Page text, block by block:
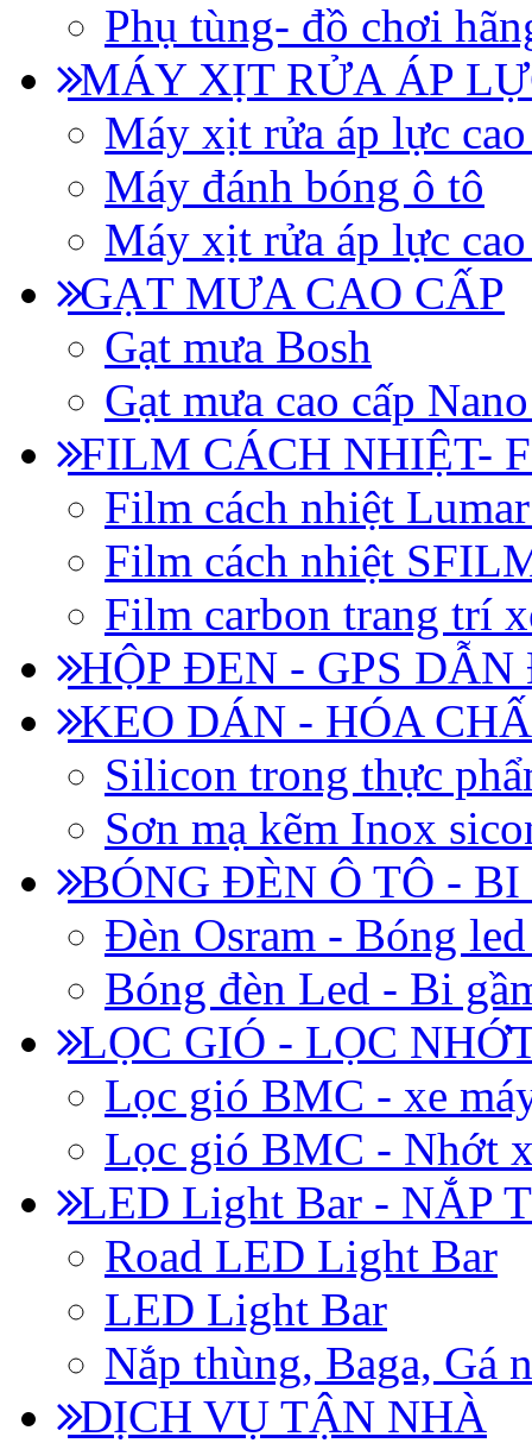
Phụ tùng- đồ chơi
MÁY XỊT RỬA ÁP
Máy xịt rửa áp lực
Máy đánh bóng ô tô
Máy xịt rửa áp lực
GẠT MƯA CAO CẤP
Gạt mưa Bosh
Gạt mưa cao cấp
FILM CÁCH NHIỆT-
Film cách nhiệt
Film cách nhiệt
Film carbon trang trí
HỘP ĐEN - GPS DẪN
KEO DÁN - HÓA
Silicon trong thực
Sơn mạ kẽm Inox
BÓNG ĐÈN Ô TÔ -
Đèn Osram - Bóng
Bóng đèn Led - Bi
LỌC GIÓ - LỌC
Lọc gió BMC - xe
Lọc gió BMC - Nhớt
LED Light Bar - NẮP
Road LED Light Bar
LED Light Bar
Nắp thùng, Baga, Gá
DỊCH VỤ TẬN NHÀ